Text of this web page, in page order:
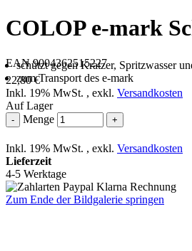
COLOP e-mark
EAN 9004362515227
schützt gegen Kratzer, Spritzwasser
zum Transport des e-mark
22,80 €
Inkl. 19% MwSt. , exkl. Versandkosten
Auf Lager
- Menge +
Inkl. 19% MwSt. , exkl. Versandkosten
Lieferzeit
4-5 Werktage
Zum Ende der Bildgalerie springen